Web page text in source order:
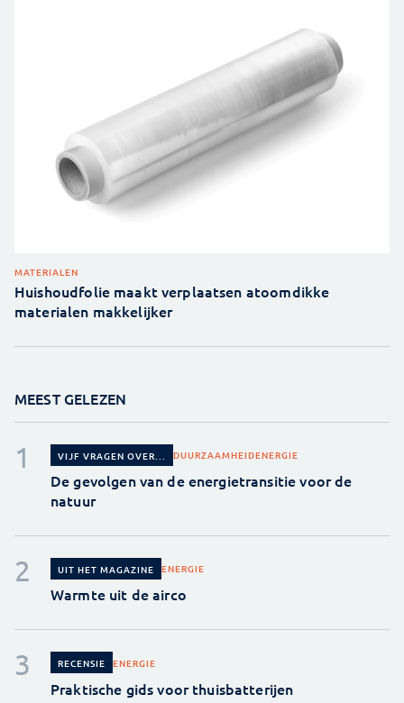
MATERIALEN
Huishoudfolie maakt verplaatsen atoomdikke
materialen makkelijker
MEEST GELEZEN
VIJF VRAGEN OVER... DUURZAAMHEIDENERGIE
De gevolgen van de energietransitie voor de
natuur
UIT HET MAGAZINE ENERGIE
Warmte uit de airco
RECENSIE ENERGIE
Praktische gids voor thuisbatterijen